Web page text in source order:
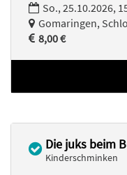
So., 25.10.2026,
Gomaringen,
8,00 €
Die juks beim
Kinderschminken